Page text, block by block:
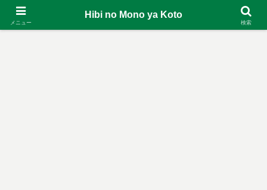
メニュー
Hibi no Mono ya Koto
検索